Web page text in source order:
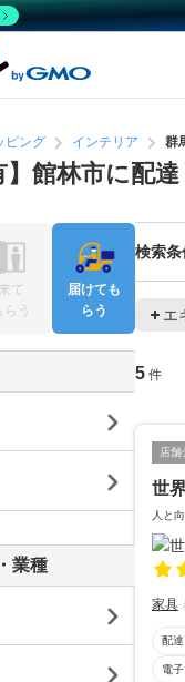
ピング インテリア 群
】館林市に配
検索条
エ
5 件
店舗
世
人と
家具
配
電
来て
らう
届けても
らう
業種